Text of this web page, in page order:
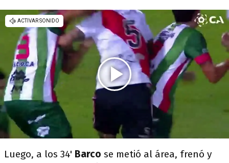
Luego, a los 34' Barco se metió al área, frenó y